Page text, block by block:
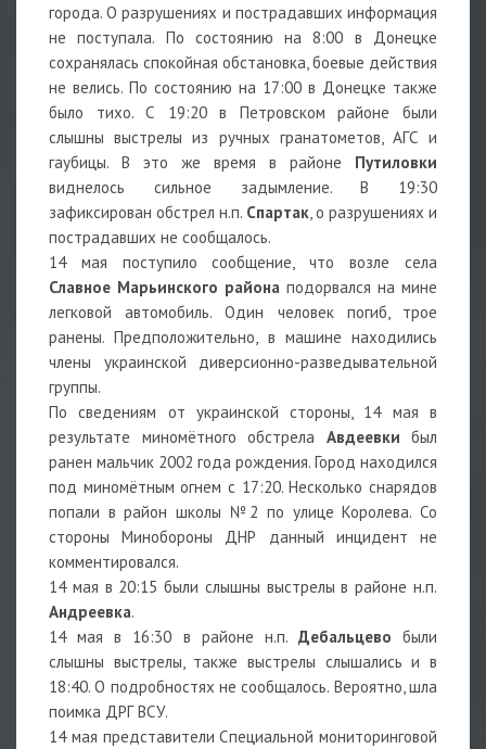
города. О разрушениях и пострадавших информация
не поступала. По состоянию на 8:00 в Донецке
сохранялась спокойная обстановка, боевые действия
не велись. По состоянию на 17:00 в Донецке также
было тихо. С 19:20 в Петровском районе были
слышны выстрелы из ручных гранатометов, АГС и
гаубицы. В это же время в районе Путиловки
виднелось сильное задымление. В 19:30
зафиксирован обстрел н.п. Спартак, о разрушениях и
пострадавших не сообщалось.
14 мая поступило сообщение, что возле села
Славное Марьинского района подорвался на мине
легковой автомобиль. Один человек погиб, трое
ранены. Предположительно, в машине находились
члены украинской диверсионно-разведывательной
группы.
По сведениям от украинской стороны, 14 мая в
результате миномётного обстрела Авдеевки был
ранен мальчик 2002 года рождения. Город находился
под миномётным огнем с 17:20. Несколько снарядов
попали в район школы №2 по улице Королева. Со
стороны Минобороны ДНР данный инцидент не
комментировался.
14 мая в 20:15 были слышны выстрелы в районе н.п.
Андреевка.
14 мая в 16:30 в районе н.п. Дебальцево были
слышны выстрелы, также выстрелы слышались и в
18:40. О подробностях не сообщалось. Вероятно, шла
поимка ДРГ ВСУ.
14 мая представители Специальной мониторинговой